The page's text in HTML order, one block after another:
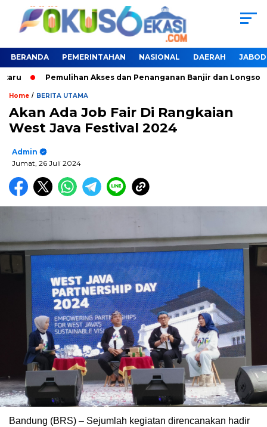
BERANDA PEMERINTAHAN NASIONAL DAERAH
Pemulihan Akses dan Penanganan Banjir dan Longsor
Home / BERITA UTAMA
Akan Ada Job Fair Di Rangkaian
West Java Festival 2024
Admin
Jumat, 26 Juli 2024
Bandung (BRS) – Sejumlah kegiatan direncanakan hadir